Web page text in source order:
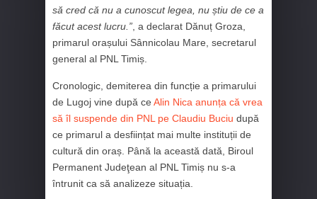
să cred că nu a cunoscut legea, nu știu de ce a
făcut acest lucru.” , a declarat Dănuț Groza,
primarul orașului Sânnicolau Mare, secretarul
general al PNL Timiș.
Cronologic, demiterea din funcție a primarului
de Lugoj vine după ce Alin Nica anunța că vrea
să îl suspende din PNL pe Claudiu Buciu după
ce primarul a desființat mai multe instituții de
cultură din oraș. Până la această dată, Biroul
Permanent Judeţean al PNL Timiș nu s-a
întrunit ca să analizeze situația.